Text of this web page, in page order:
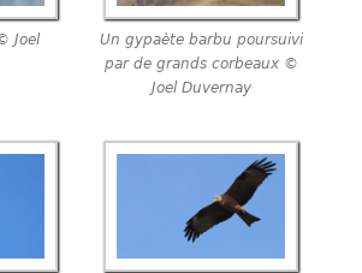
Joel
Un gypaète barbu poursuivi
par de grands corbeaux ©
Joel Duvernay